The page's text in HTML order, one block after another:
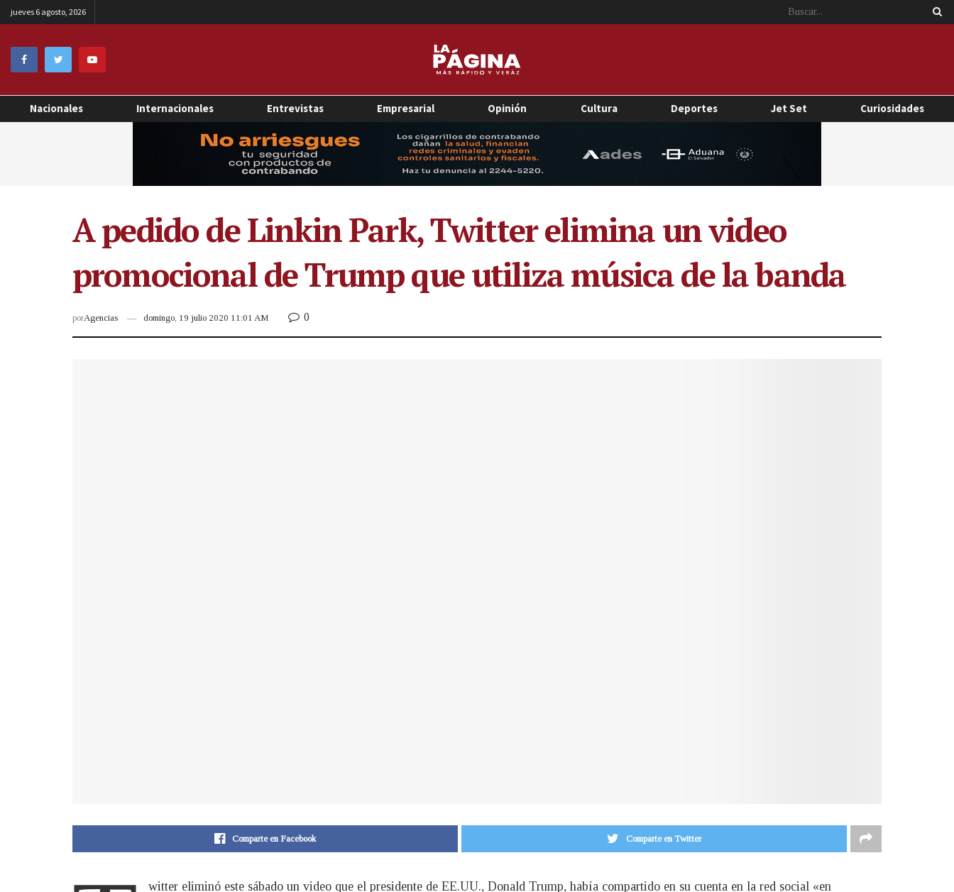
jueves 6 agosto, 2026
Nacionales Internacionales Entrevistas Empresarial Opinión Cultura Deportes Jet Set Curiosidades
A pedido de Linkin Park, Twitter elimina un video
promocional de Trump que utiliza música de la banda
porAgencias domingo, 19 julio 2020 11:01 AM 0
Comparte en Facebook Comparte en Twitter
witter eliminó este sábado un video que el presidente de EE.UU., Donald Trump, había compartido en su cuenta en la red social «en